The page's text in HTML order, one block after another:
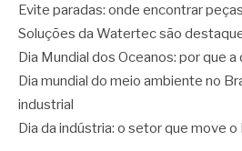
Evite paradas: onde encontrar
Soluções da Watertec são
Dia Mundial dos Oceanos: por que
Dia mundial do meio ambiente no
industrial
Dia da indústria: o setor que move o